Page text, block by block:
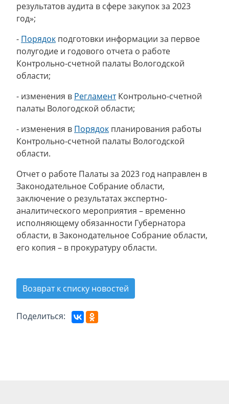
результатов аудита в сфере закупок за 2023
год»;
- Порядок подготовки информации за первое
полугодие и годового отчета о работе
Контрольно-счетной палаты Вологодской
области;
- изменения в РегламентКонтрольно-счетной
палаты Вологодской области;
- изменения в Порядок планирования работы
Контрольно-счетной палаты Вологодской
области.
Отчет о работе Палаты за 2023 год направлен в
Законодательное Собрание области,
заключение о результатах экспертно-
аналитического мероприятия – временно
исполняющему обязанности Губернатора
области, в Законодательное Собрание области,
его копия – в прокуратуру области.
Возврат к списку новостей
Поделиться: